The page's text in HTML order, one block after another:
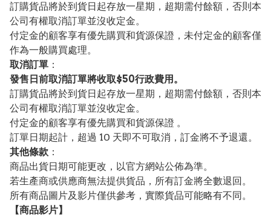
訂購貨品將於到貨日起存放一星期，超期需付餘額，否則本
公司有權取消訂單並沒收定金。
付定金的顧客享有優先購買和貨源保證，未付定金的顧客僅
作為一般購買處理。
取消訂單 ：
發售日前取消訂單將收取$50行政費用。
訂購貨品將於到貨日起存放一星期，超期需付餘額，否則本
公司有權取消訂單並沒收定金。
付定金的顧客享有優先購買和貨源保證 。
訂單日期起計，超過 10 天即不可取消，訂金將不予退還。
其他條款 ：
商品出貨日期可能更改，以官方網站公佈為準。
若生產商或供應商無法提供貨品，所有訂金將全數退回。
所有商品圖片及影片僅供參考，實際貨品可能略有不同。
【商品影片】